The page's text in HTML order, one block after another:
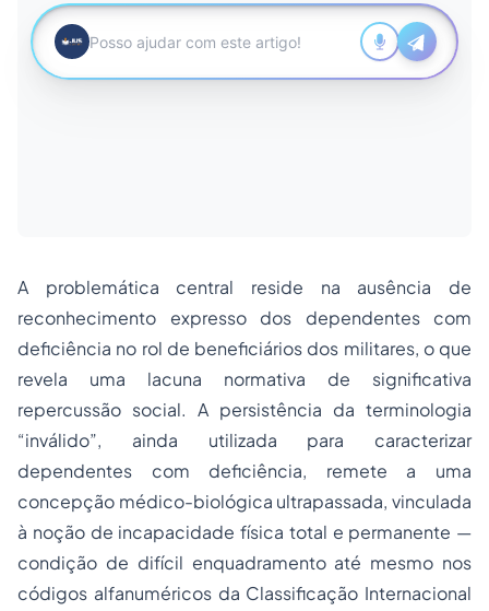
A problemática central reside na ausência de
reconhecimento expresso dos dependentes com
deficiência no rol de beneficiários dos militares, o que
revela uma lacuna normativa de significativa
repercussão social. A persistência da terminologia
“inválido”, ainda utilizada para caracterizar
dependentes com deficiência, remete a uma
concepção médico-biológica ultrapassada, vinculada
à noção de incapacidade física total e permanente —
condição de difícil enquadramento até mesmo nos
códigos alfanuméricos da Classificação Internacional